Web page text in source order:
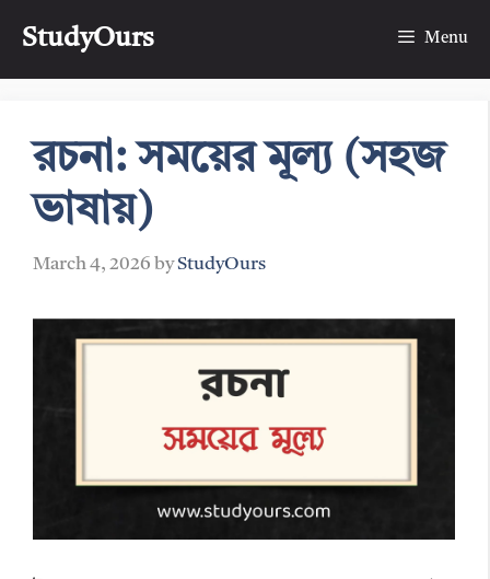
StudyOurs Menu
রচনা: সময়ের মূল্য (সহজ
ভাষায়)
March 4, 2026 byStudyOurs